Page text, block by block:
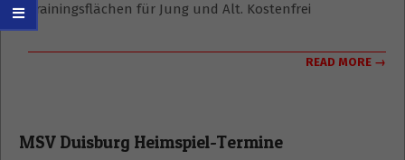
Trainingsflächen für Jung und Alt. Kostenfrei
READ MORE →
MSV Duisburg Heimspiel-Termine